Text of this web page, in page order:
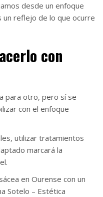
desde un enfoque
un reflejo de lo que ocurre
con
para otro, pero sí se
con el enfoque
utilizar tratamientos
marcará la
en Ourense con un
Sotelo – Estética